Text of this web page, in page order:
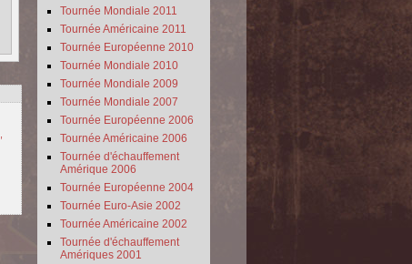
Tournée Mondiale 2011
Tournée Américaine 2011
Tournée Européenne 2010
Tournée Mondiale 2010
Tournée Mondiale 2009
Tournée Mondiale 2007
Tournée Européenne 2006
Tournée Américaine 2006
Tournée d'échauffement
Amérique 2006
Tournée Européenne 2004
Tournée Euro-Asie 2002
Tournée Américaine 2002
Tournée d'échauffement
Amériques 2001